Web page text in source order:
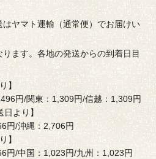
ヤマト運輸（通常便）でお届けい
ます。各地の発送からの到着日目
】
円/関東：1,309円/信越：1,309円
より】
円/沖縄：2,706円
】
円/中国：1,023円/九州：1,023円